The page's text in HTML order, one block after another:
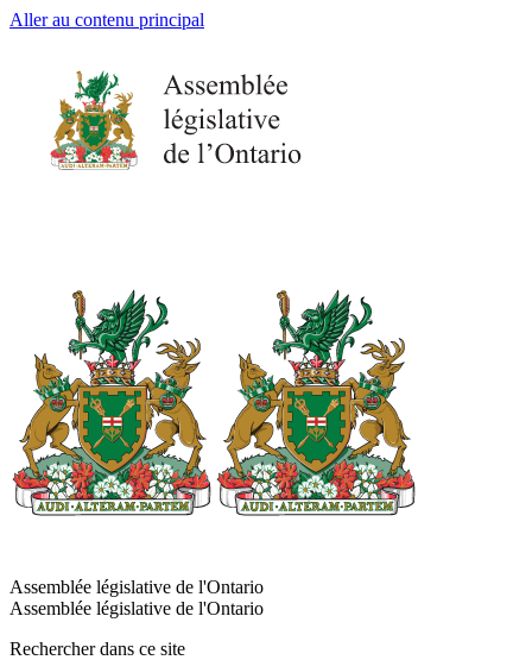
Aller au contenu principal
Assemblée législative de l'Ontario
Assemblée législative de l'Ontario
Rechercher dans ce site